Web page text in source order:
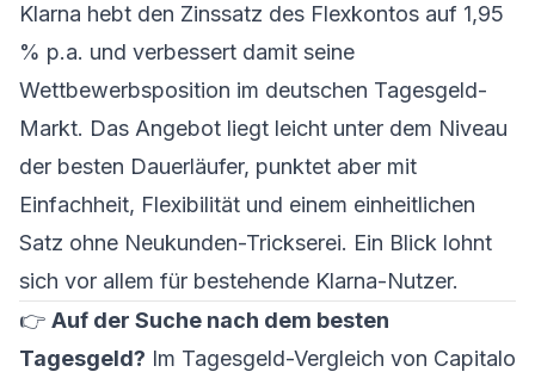
Klarna hebt den Zinssatz des Flexkontos auf 1,95
% p.a. und verbessert damit seine
Wettbewerbsposition im deutschen Tagesgeld-
Markt. Das Angebot liegt leicht unter dem Niveau
der besten Dauerläufer, punktet aber mit
Einfachheit, Flexibilität und einem einheitlichen
Satz ohne Neukunden-Trickserei. Ein Blick lohnt
sich vor allem für bestehende Klarna-Nutzer.
👉 Auf der Suche nach dem besten
Tagesgeld? Im Tagesgeld-Vergleich von Capitalo